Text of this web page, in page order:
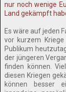
nur noch wenige
Land gekämpft
Es wäre auf jeden
vor kurzem
Publikum
der jüngeren
finden können.
diesen Kriegen
können besser